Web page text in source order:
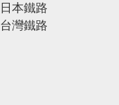
日本鐵路
台灣鐵路